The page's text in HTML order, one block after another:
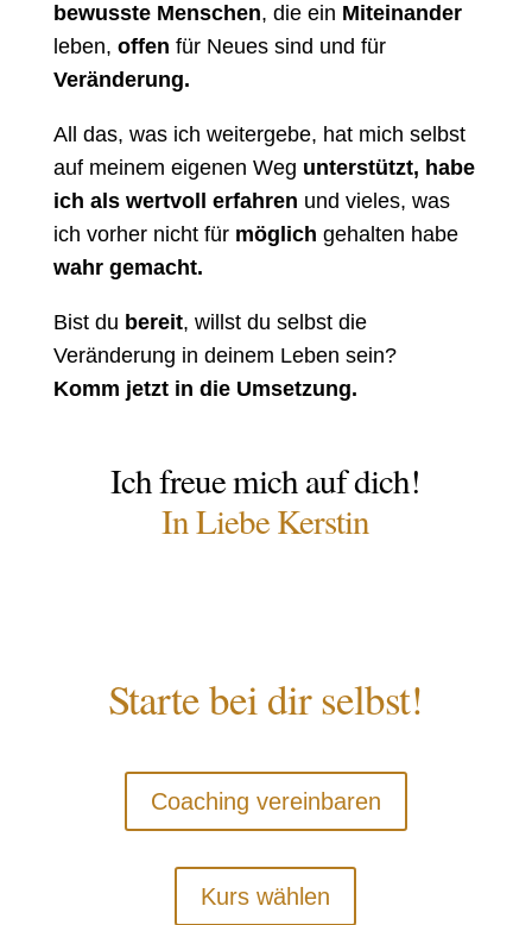
bewusste Menschen, die ein Miteinander
leben, offen für Neues sind und für
Veränderung.
All das, was ich weitergebe, hat mich selbst
auf meinem eigenen Weg unterstützt, habe
ich als wertvoll erfahren und vieles, was
ich vorher nicht für möglich gehalten habe
wahr gemacht.
Bist du bereit, willst du selbst die
Veränderung in deinem Leben sein?
Komm jetzt in die Umsetzung.
Ich freue mich auf dich!
In Liebe Kerstin
Starte bei dir selbst!
Coaching vereinbaren
Kurs wählen